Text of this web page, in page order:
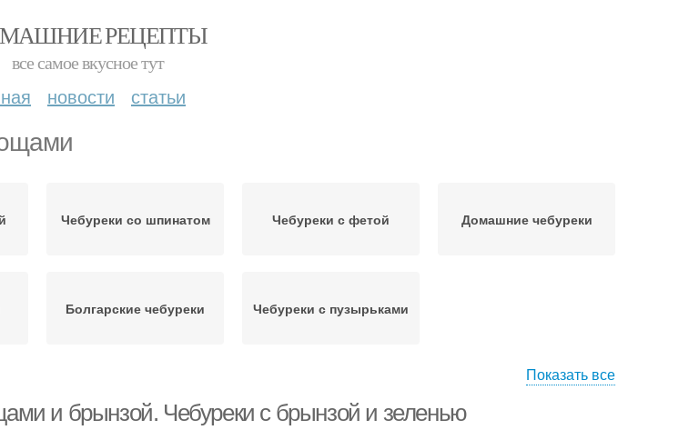
РЕЦЕПТЫ
все самое вкусное тут
новости статьи
Чебуреки со шпинатом Чебуреки с фетой Домашние чебуреки
Болгарские чебуреки Чебуреки с пузырьками
Показать все
и брынзой. Чебуреки с брынзой и зеленью